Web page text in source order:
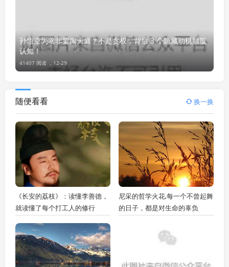
孙悟空为啥非要闯天庭？不是贪权，背后 3 个隐藏动机颠覆
认知！
41407 阅读 ， 12-29
随便看看 换一换
《长安的荔枝》：读懂李善德，
就读懂了每个打工人的修行
尼采的哲学火花,每一个不曾起舞
的日子，都是对生命的辜负